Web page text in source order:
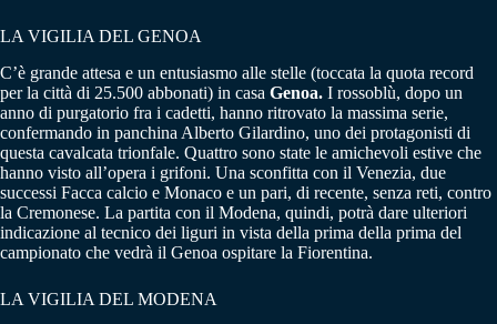
LA VIGILIA DEL GENOA
C’è grande attesa e un entusiasmo alle stelle (toccata la quota record
per la città di 25.500 abbonati) in casa Genoa. I rossoblù, dopo un
anno di purgatorio fra i cadetti, hanno ritrovato la massima serie,
confermando in panchina Alberto Gilardino, uno dei protagonisti di
questa cavalcata trionfale. Quattro sono state le amichevoli estive che
hanno visto all’opera i grifoni. Una sconfitta con il Venezia, due
successi Facca calcio e Monaco e un pari, di recente, senza reti, contro
la Cremonese. La partita con il Modena, quindi, potrà dare ulteriori
indicazione al tecnico dei liguri in vista della prima della prima del
campionato che vedrà il Genoa ospitare la Fiorentina.
LA VIGILIA DEL MODENA